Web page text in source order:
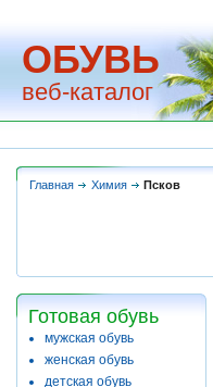
ОБУВЬ
веб-каталог
Главная Химия Псков
Готовая обувь
мужская обувь
женская обувь
детская обувь